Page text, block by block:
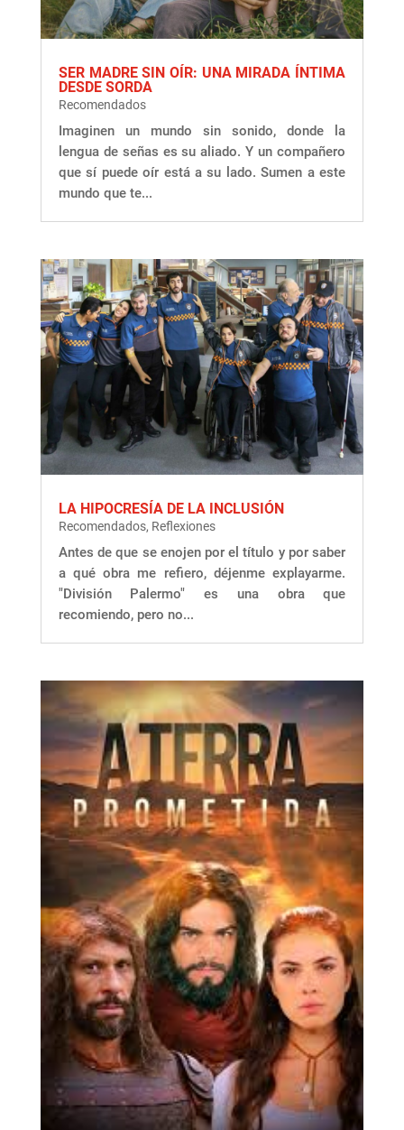
SER MADRE SIN OÍR: UNA MIRADA ÍNTIMA
DESDE SORDA
Recomendados
Imaginen un mundo sin sonido, donde la
lengua de señas es su aliado. Y un compañero
que sí puede oír está a su lado. Sumen a este
mundo que te...
LA HIPOCRESÍA DE LA INCLUSIÓN
Recomendados, Reflexiones
Antes de que se enojen por el título y por saber
a qué obra me refiero, déjenme explayarme.
"División Palermo" es una obra que
recomiendo, pero no...